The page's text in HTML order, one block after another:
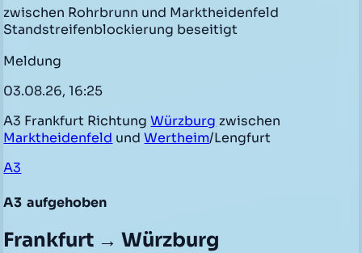
zwischen Rohrbrunn und Marktheidenfeld
Standstreifenblockierung beseitigt
Meldung
03.08.26, 16:25
A3 Frankfurt RichtungWürzburg zwischen
Marktheidenfeld undWertheim/Lengfurt
A3
A3 aufgehoben
Frankfurt → Würzburg